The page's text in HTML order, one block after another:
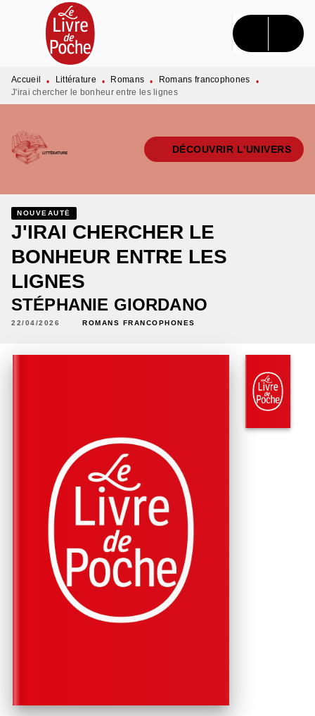
MENU RECHERCHE CONTENU
PIED DE PAGE
Accueil • Littérature • Romans • Romans francophones
•
J'irai chercher le bonheur entre les lignes
DÉCOUVRIR L'UNIVERS
NOUVEAUTÉ
J'IRAI CHERCHER LE
BONHEUR ENTRE LES
LIGNES
STÉPHANIE GIORDANO
22/04/2026 ROMANS FRANCOPHONES